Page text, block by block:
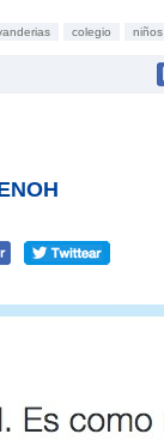
colegio niños